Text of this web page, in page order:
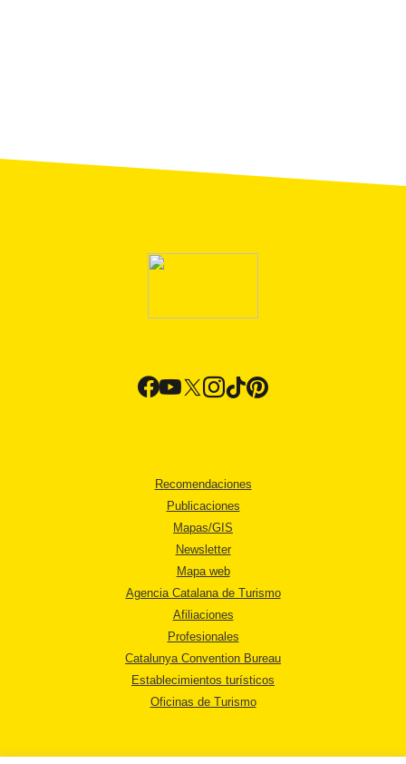
Recomendaciones
Publicaciones
Mapas/GIS
Newsletter
Mapa web
Agencia Catalana de Turismo
Afiliaciones
Profesionales
Catalunya Convention Bureau
Establecimientos turísticos
Oficinas de Turismo